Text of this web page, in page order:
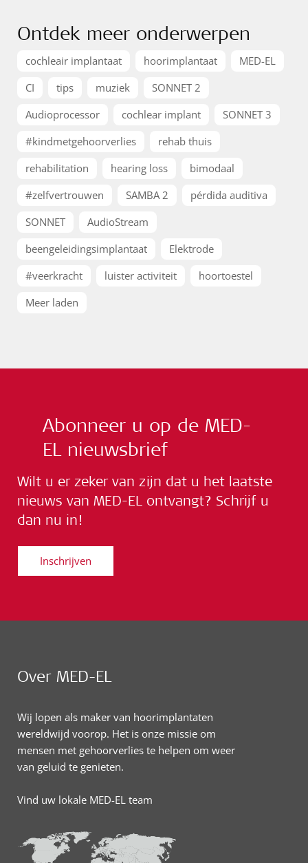
Ontdek meer onderwerpen
cochleair implantaat hoorimplantaat
MED-EL
CI
tips muziek
SONNET 2
Audioprocessor
cochlear implant
SONNET 3
#kindmetgehoorverlies
rehab thuis
rehabilitation
hearing loss
bimodaal
#zelfvertrouwen
SAMBA 2
pérdida auditiva
SONNET
AudioStream
beengeleidingsimplantaat
Elektrode
#veerkracht
luister activiteit
hoortoestel
Meer laden
Abonneer u op de MED-
EL nieuwsbrief
Wilt u er zeker van zijn dat u het laatste
nieuws van MED-EL ontvangt? Schrijf u
dan nu in!
Inschrijven
Over MED-EL
Wij lopen als maker van hoorimplantaten
wereldwijd voorop. Het is onze missie om
mensen met gehoorverlies te helpen om weer
van geluid te genieten.
Vind uw lokale MED-EL team